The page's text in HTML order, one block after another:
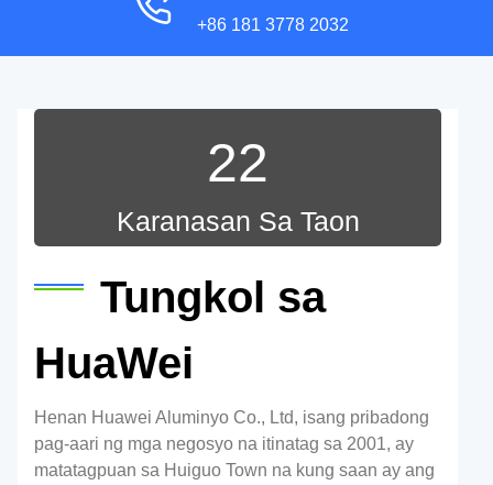
+86 181 3778 2032
22
Karanasan Sa Taon
Tungkol sa
HuaWei
Henan Huawei Aluminyo Co., Ltd, isang pribadong
pag-aari ng mga negosyo na itinatag sa 2001, ay
matatagpuan sa Huiguo Town na kung saan ay ang